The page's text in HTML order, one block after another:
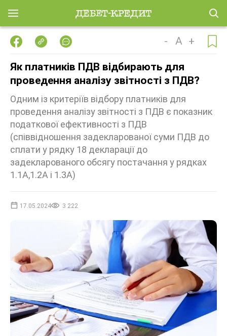
- A +
Як платників ПДВ відбирають для
проведення аналізу звітності з ПДВ?
Одним із критеріїв відбору платників для
проведення аналізу звітності з ПДВ є показник
податкової ефективності з ПДВ
(співвідношення задекларованої суми ПДВ до
сплати у рядку 18 декларації до
задекларованого обсягу постачання у рядках
1.1А,1.2А і 1.3А)
17.05.2024 3 222